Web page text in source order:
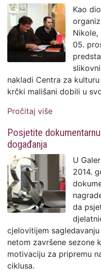
Kao
Nikole,
05.
nakladi Centra za
krčki mališani dobili u
Pročitaj više
Posjetite
događanja
U
2014.
da
cjelovitijem
netom završene sezone
motivaciju za pripremu
ciklusa.